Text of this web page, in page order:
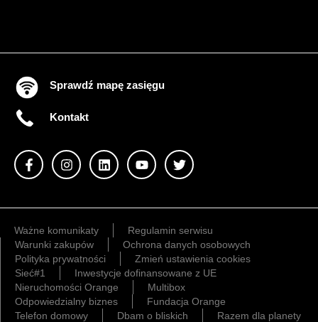
Sprawdź mapę zasięgu
Kontakt
Ważne komunikaty
Regulamin serwisu
Warunki zakupów
Ochrona danych osobowych
Polityka prywatności
Zmień ustawienia cookies
Sieć#1
Inwestycje dofinansowane z UE
Nieruchomości Orange
Multibox
Odpowiedzialny biznes
Fundacja Orange
Telefon domowy
Dbam o bliskich Razem dla planety